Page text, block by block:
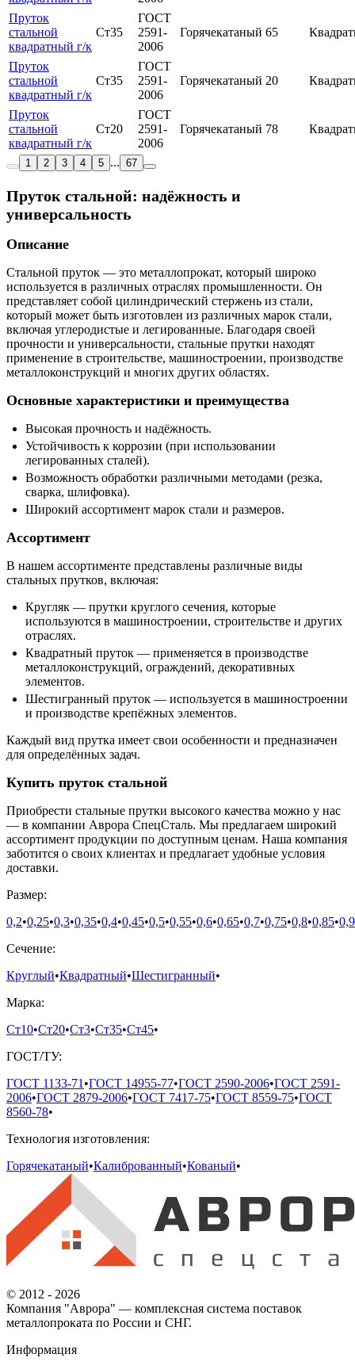
Пруток
стальной
квадратный г/к
Ст35
ГОСТ
2591-
2006
Горячекатаный 65
Пруток
стальной
квадратный г/к
Ст35
ГОСТ
2591-
2006
Горячекатаный 20
Пруток
стальной
квадратный г/к
Ст20
ГОСТ
2591-
2006
Горячекатаный 78
1 2 3 4 5 ... 67
Пруток стальной: надёжность и
универсальность
Описание
Стальной пруток — это металлопрокат, который широко
используется в различных отраслях промышленности. Он
представляет собой цилиндрический стержень из стали,
который может быть изготовлен из различных марок стали,
включая углеродистые и легированные. Благодаря своей
прочности и универсальности, стальные прутки находят
применение в строительстве, машиностроении, производстве
металлоконструкций и многих других областях.
Основные характеристики и преимущества
Высокая прочность и надёжность.
Устойчивость к коррозии (при использовании
легированных сталей).
Возможность обработки различными методами (резка,
сварка, шлифовка).
Широкий ассортимент марок стали и размеров.
Ассортимент
В нашем ассортименте представлены различные виды
стальных прутков, включая:
Кругляк — прутки круглого сечения, которые
используются в машиностроении, строительстве и других
отраслях.
Квадратный пруток — применяется в производстве
металлоконструкций, ограждений, декоративных
элементов.
Шестигранный пруток — используется в машиностроении
и производстве крепёжных элементов.
Каждый вид прутка имеет свои особенности и предназначен
для определённых задач.
Купить пруток стальной
Приобрести стальные прутки высокого качества можно у нас
— в компании Аврора СпецСталь. Мы предлагаем широкий
ассортимент продукции по доступным ценам. Наша компания
заботится о своих клиентах и предлагает удобные условия
доставки.
Размер:
0,2•0,25•0,3•0,35•0,4•0,45•0,5•0,55•0,6•0,65•0,7•0,75•0,8•0,85•0,9
Сечение:
Круглый•Квадратный•Шестигранный•
Марка:
Ст10•Ст20•Ст3•Ст35•Ст45•
ГОСТ/ТУ:
ГОСТ 1133-71•ГОСТ 14955-77•ГОСТ 2590-2006•ГОСТ 2591-
2006•ГОСТ 2879-2006•ГОСТ 7417-75•ГОСТ 8559-75•ГОСТ
8560-78•
Технология изготовления:
Горячекатаный•Калиброванный•Кованый•
© 2012 - 2026
Компания "Аврора" — комплексная система поставок
металлопроката по России и СНГ.
Информация